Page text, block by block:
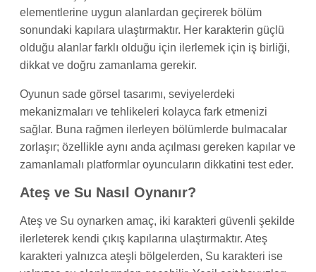
elementlerine uygun alanlardan geçirerek bölüm
sonundaki kapılara ulaştırmaktır. Her karakterin güçlü
olduğu alanlar farklı olduğu için ilerlemek için iş birliği,
dikkat ve doğru zamanlama gerekir.
Oyunun sade görsel tasarımı, seviyelerdeki
mekanizmaları ve tehlikeleri kolayca fark etmenizi
sağlar. Buna rağmen ilerleyen bölümlerde bulmacalar
zorlaşır; özellikle aynı anda açılması gereken kapılar ve
zamanlamalı platformlar oyuncuların dikkatini test eder.
Ateş ve Su Nasıl Oynanır?
Ateş ve Su oynarken amaç, iki karakteri güvenli şekilde
ilerleterek kendi çıkış kapılarına ulaştırmaktır. Ateş
karakteri yalnızca ateşli bölgelerden, Su karakteri ise